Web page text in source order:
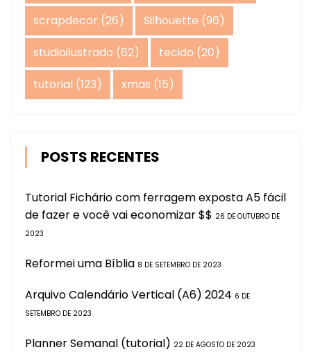
scrapdecor (26) Silhouette (96)
studioilustrado (62) tecido (20)
tutorial (123) xmas (15)
POSTS RECENTES
Tutorial Fichário com ferragem exposta A5 fácil
de fazer e você vai economizar $$ 26 DE OUTUBRO DE
2023
Reformei uma Bíblia 8 DE SETEMBRO DE 2023
Arquivo Calendário Vertical (A6) 2024 6 DE
SETEMBRO DE 2023
Planner Semanal (tutorial) 22 DE AGOSTO DE 2023